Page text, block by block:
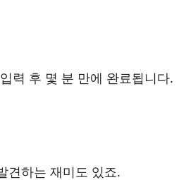
력 후 몇 분 만에 완료됩니다.
견하는 재미도 있죠.